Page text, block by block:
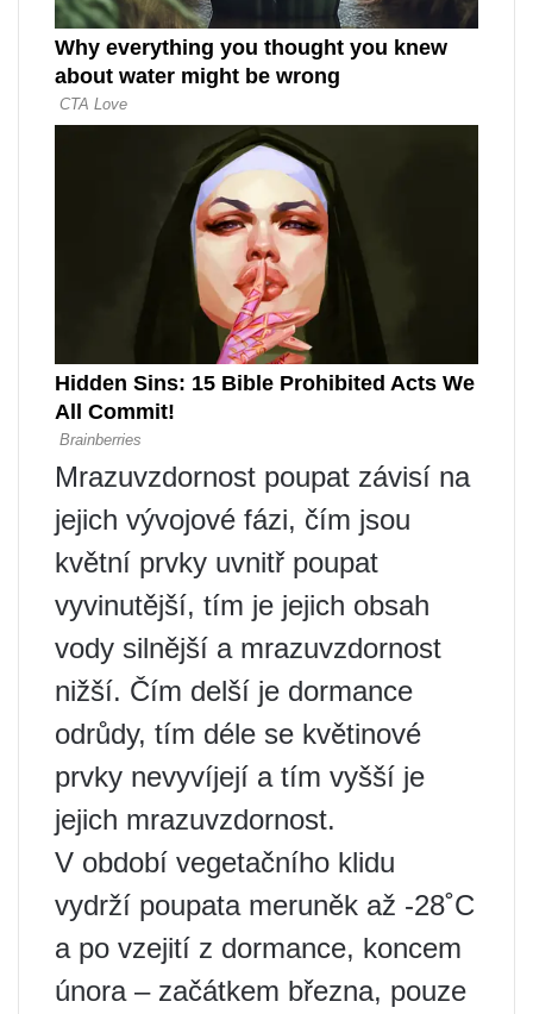
Mrazuvzdornost poupat závisí na
jejich vývojové fázi, čím jsou
květní prvky uvnitř poupat
vyvinutější, tím je jejich obsah
vody silnější a mrazuvzdornost
nižší. Čím delší je dormance
odrůdy, tím déle se květinové
prvky nevyvíjejí a tím vyšší je
jejich mrazuvzdornost.
V období vegetačního klidu
vydrží poupata meruněk až -28˚С
a po vzejití z dormance, koncem
února – začátkem března, pouze